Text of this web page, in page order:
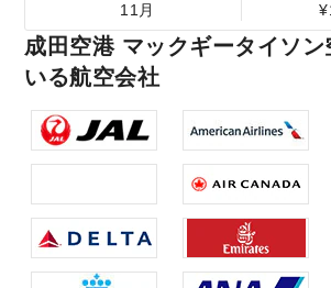
11月
成田空港 マックギータイソ
いる航空会社